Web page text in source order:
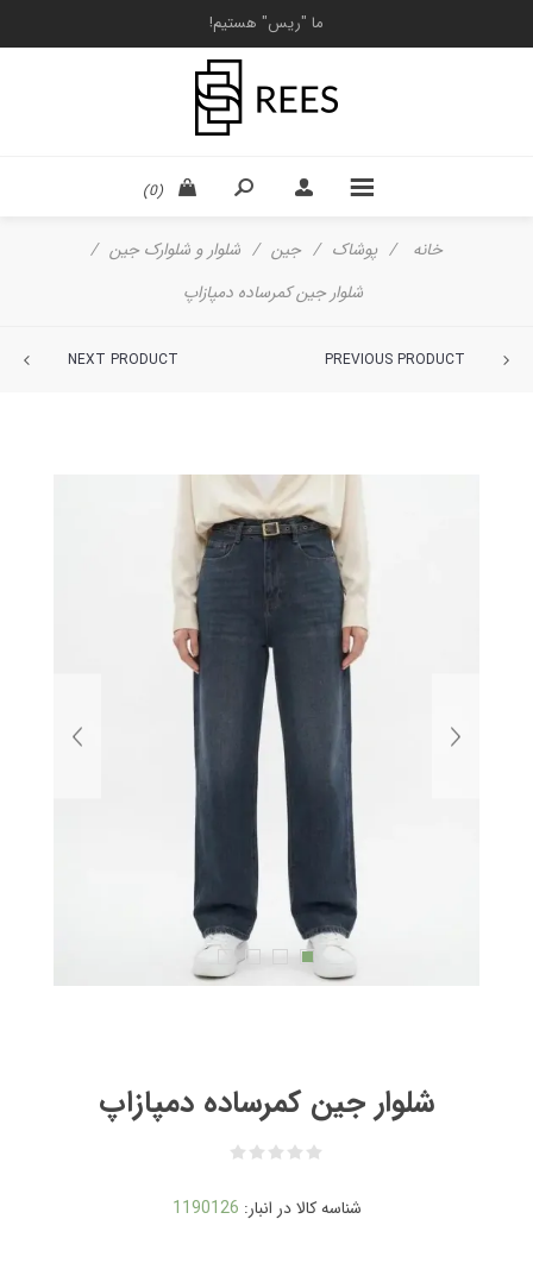
ما "ریس" هستیم!
(0)
خانه / پوشاک / جین / شلوار و شلوارک جین /
شلوار جین کمرساده دمپازاپ
PREVIOUS PRODUCT
NEXT PRODUCT
شلوار جین کمرساده دمپازاپ
شناسه کالا در انبار: 1190126